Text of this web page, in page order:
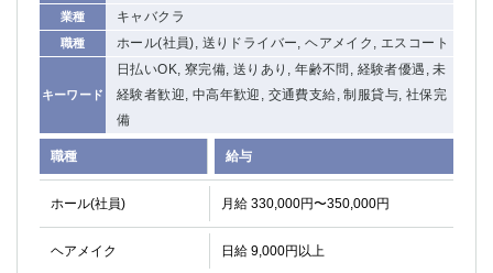
業種 キャバクラ
職種 ホール(社員), 送りドライバー, ヘアメイク, エスコート
キーワード
日払いOK, 寮完備, 送りあり, 年齢不問, 経験者優遇, 未
経験者歓迎, 中高年歓迎, 交通費支給, 制服貸与, 社保完
備
職種 給与
ホール(社員) 月給 330,000円〜350,000円
ヘアメイク 日給 9,000円以上